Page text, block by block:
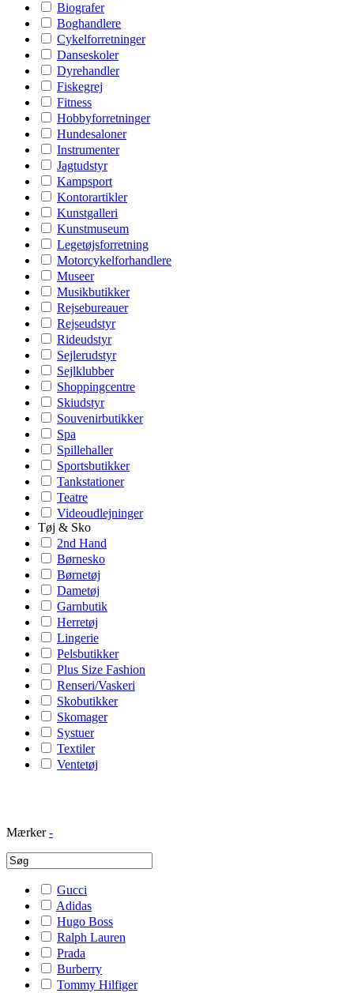
Biografer
Boghandlere
Cykelforretninger
Danseskoler
Dyrehandler
Fiskegrej
Fitness
Hobbyforretninger
Hundesaloner
Instrumenter
Jagtudstyr
Kampsport
Kontorartikler
Kunstgalleri
Kunstmuseum
Legetøjsforretning
Motorcykelforhandlere
Museer
Musikbutikker
Rejsebureauer
Rejseudstyr
Rideudstyr
Sejlerudstyr
Sejlklubber
Shoppingcentre
Skiudstyr
Souvenirbutikker
Spa
Spillehaller
Sportsbutikker
Tankstationer
Teatre
Videoudlejninger
Tøj & Sko
2nd Hand
Børnesko
Børnetøj
Dametøj
Garnbutik
Herretøj
Lingerie
Pelsbutikker
Plus Size Fashion
Renseri/Vaskeri
Skobutikker
Skomager
Systuer
Textiler
Ventetøj
Mærker -
Gucci
Adidas
Hugo Boss
Ralph Lauren
Prada
Burberry
Tommy Hilfiger